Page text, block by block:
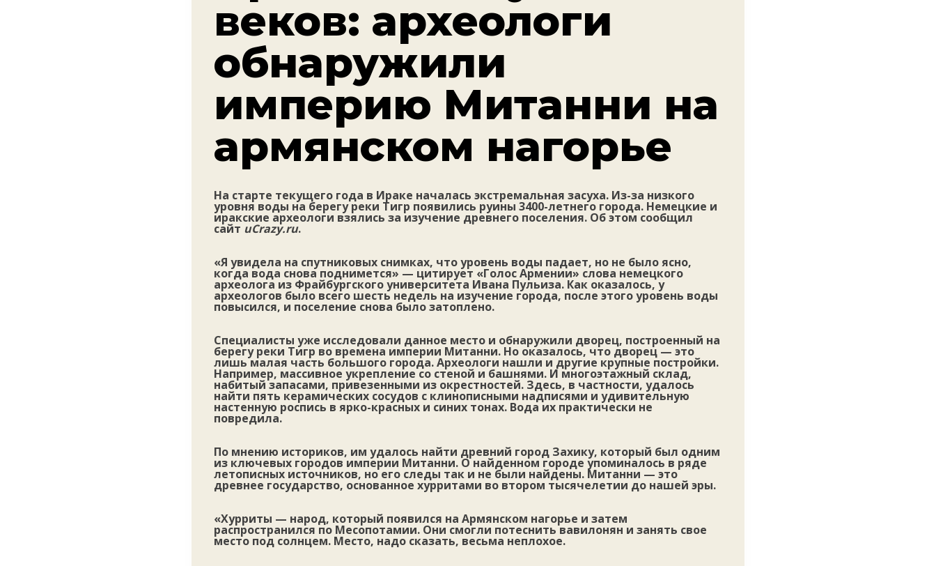
веков: археологи
обнаружили
империю Митанни на
армянском нагорье
На старте текущего года в Ираке началась экстремальная засуха. Из-за низкого
уровня воды на берегу реки Тигр появились руины 3400-летнего города. Немецкие и
иракские археологи взялись за изучение древнего поселения. Об этом сообщил
сайт uCrazy.ru.
«Я увидела на спутниковых снимках, что уровень воды падает, но не было ясно,
когда вода снова поднимется» — цитирует «Голос Армении» слова немецкого
археолога из Фрайбургского университета Ивана Пульиза. Как оказалось, у
археологов было всего шесть недель на изучение города, после этого уровень воды
повысился, и поселение снова было затоплено.
Специалисты уже исследовали данное место и обнаружили дворец, построенный на
берегу реки Тигр во времена империи Митанни. Но оказалось, что дворец — это
лишь малая часть большого города. Археологи нашли и другие крупные постройки.
Например, массивное укрепление со стеной и башнями. И многоэтажный склад,
набитый запасами, привезенными из окрестностей. Здесь, в частности, удалось
найти пять керамических сосудов с клинописными надписями и удивительную
настенную роспись в ярко-красных и синих тонах. Вода их практически не
повредила.
По мнению историков, им удалось найти древний город Захику, который был одним
из ключевых городов империи Митанни. О найденном городе упоминалось в ряде
летописных источников, но его следы так и не были найдены. Митанни — это
древнее государство, основанное хурритами во втором тысячелетии до нашей эры.
«Хурриты — народ, который появился на Армянском нагорье и затем
распространился по Месопотамии. Они смогли потеснить вавилонян и занять свое
место под солнцем. Место, надо сказать, весьма неплохое.